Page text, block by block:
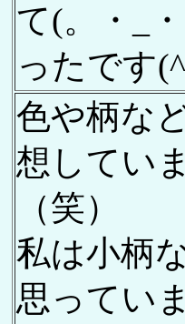
て(。・_
ったです
色や柄な
想してい
（笑）
私は小柄
思ってい